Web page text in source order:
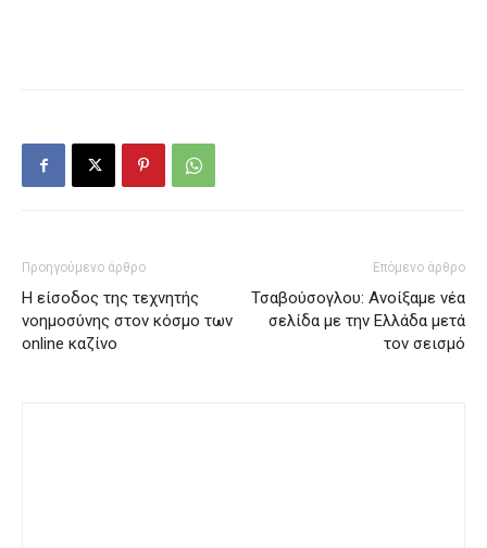
Προηγούμενο άρθρο
Η είσοδος της τεχνητής
νοημοσύνης στον κόσμο των
online καζίνο
Επόμενο άρθρο
Τσαβούσογλου: Ανοίξαμε νέα
σελίδα με την Ελλάδα μετά
τον σεισμό